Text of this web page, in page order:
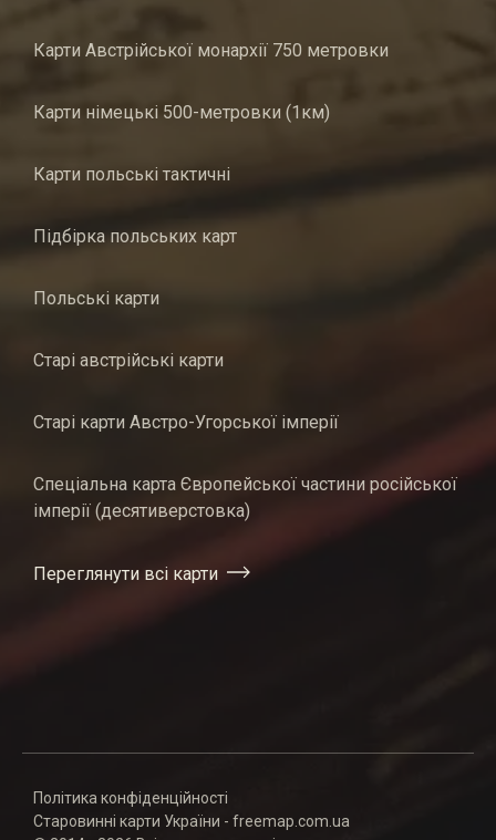
Карти Австрійської монархії 750 метровки
Карти німецькі 500-метровки (1км)
Карти польські тактичні
Підбірка польських карт
Польські карти
Старі австрійські карти
Старі карти Австро-Угорської імперії
Спеціальна карта Європейської частини російської
імперії (десятиверстовка)
Переглянути всі карти
Політика конфіденційності
Старовинні карти України - freemap.com.ua